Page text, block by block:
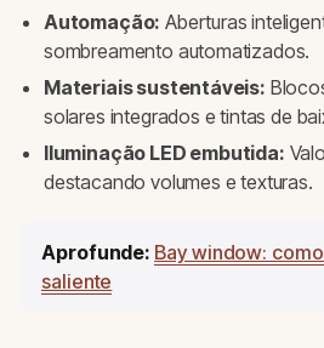
Automação: Aberturas
sombreamento automatizados.
Materiais sustentáveis:
solares integrados e tintas de
Iluminação LED embutida:
destacando volumes e texturas.
Aprofunde: Bay window:
saliente